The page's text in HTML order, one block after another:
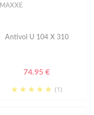
MAXXE
Antivol U 104 X 310
74.95 €
(1)